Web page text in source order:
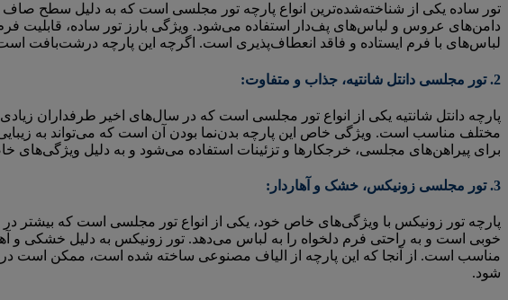
تور ساده یکی از شناخته‌شده‌ترین انواع پارچه تور مجلسی است که به دلیل سطح
دامن‌های عروس و لباس‌های پف‌دار استفاده می‌شود. ویژگی بارز تور ساده، قابلیت
لباس‌های با فرم ایستاده و فاقد انعطاف‌پذیری است. اگرچه این پارچه درشت‌بافت
2. تور مجلسی دانتل شانتیه، جذاب و متفاوت:
پارچه دانتل شانتیه یکی از انواع تور مجلسی است که در سال‌های اخیر طرفداران
مختلف مناسب است. ویژگی خاص این پارچه بدن‌نما بودن آن است که می‌تواند به زیبایی
برای پیراهن‌های مجلسی، خرجکارها و تزئینات استفاده می‌شود و به دلیل
3. تور مجلسی زونیکس، خشک و آهاردار:
پارچه تور زونیکس با ویژگی‌های خاص خود، یکی از انواع تور مجلسی است که بیشتر
خوبی است و به راحتی فرم دلخواه را به لباس می‌دهد. تور زونیکس به دلیل خشکی و
مناسب است. از آنجا که این پارچه از الیاف مصنوعی ساخته شده است، ممکن است در
شود.